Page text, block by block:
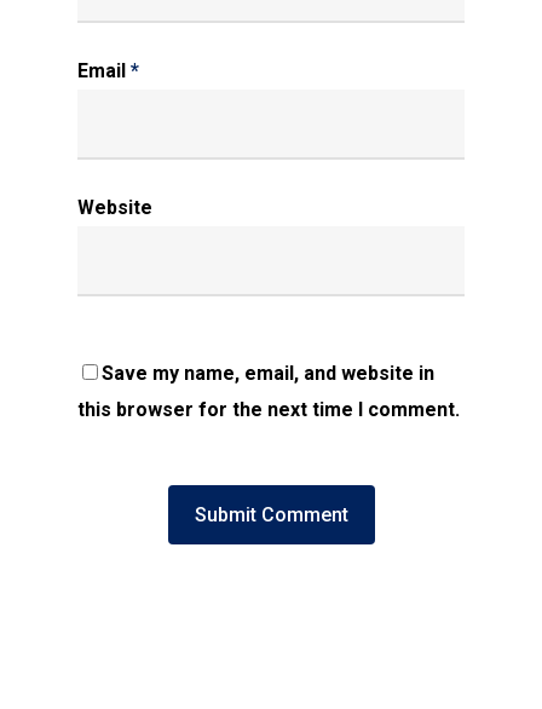
Email *
Website
Save my name, email, and website in
this browser for the next time I comment.